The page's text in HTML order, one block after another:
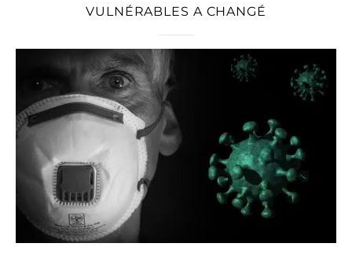
VULNÉRABLES A CHANGÉ